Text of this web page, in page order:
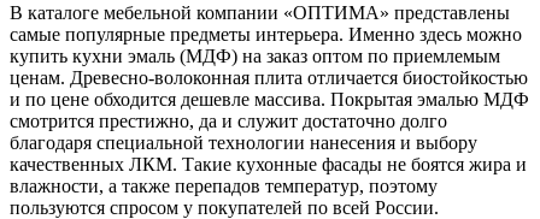
В каталоге мебельной компании «ОПТИМА» представлены
самые популярные предметы интерьера. Именно здесь можно
купить кухни эмаль (МДФ) на заказ оптом по приемлемым
ценам. Древесно-волоконная плита отличается биостойкостью
и по цене обходится дешевле массива. Покрытая эмалью МДФ
смотрится престижно, да и служит достаточно долго
благодаря специальной технологии нанесения и выбору
качественных ЛКМ. Такие кухонные фасады не боятся жира и
влажности, а также перепадов температур, поэтому
пользуются спросом у покупателей по всей России.